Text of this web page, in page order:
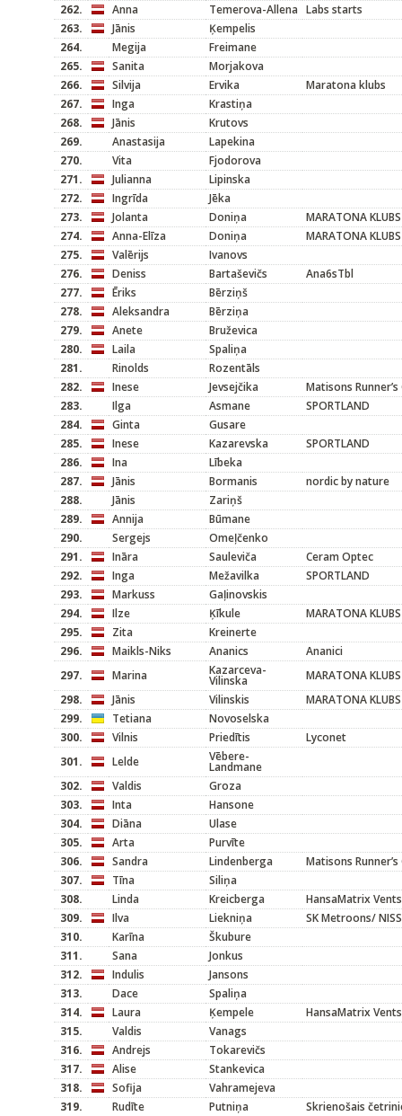
262.
Anna Temerova-Allena Labs starts
263.
Jānis
Ķempelis
264.
Megija
Freimane
265.
Sanita
Morjakova
266.
Silvija Ervika
Maratona klubs
267.
Inga
Krastiņa
268.
Jānis
Krutovs
269.
Anastasija
Lapekina
270.
Vita
Fjodorova
271.
Julianna
Lipinska
272.
Ingrīda
Jēka
273.
Jolanta Doniņa
MARATONA KLUBS
274.
Anna-Elīza Doniņa
MARATONA KLUBS
275.
Valērijs
Ivanovs
276.
Deniss Bartaševičs
Ana6sTbl
277.
Ēriks
Bērziņš
278.
Aleksandra
Bērziņa
279.
Anete
Bruževica
280.
Laila
Spaliņa
281.
Rinolds
Rozentāls
282.
Inese Jevsejčika
Matisons Runner’s
283.
Ilga Asmane
SPORTLAND
284.
Ginta
Gusare
285.
Inese Kazarevska
SPORTLAND
286.
Ina
Lībeka
287.
Jānis Bormanis
nordic by nature
288.
Jānis
Zariņš
289.
Annija
Būmane
290.
Sergejs
Omeļčenko
291.
Ināra Sauleviča
Ceram Optec
292.
Inga Mežavilka
SPORTLAND
293.
Markuss
Gaļinovskis
294.
Ilze Ķīkule
MARATONA KLUBS
295.
Zita
Kreinerte
296.
Maikls-Niks Ananics
Ananici
297.
Marina Kazarceva-
Vilinska
MARATONA KLUBS
298.
Jānis Vilinskis
MARATONA KLUBS
299.
Tetiana
Novoselska
300.
Vilnis Priedītis
Lyconet
301.
Lelde Vēbere-
Landmane
302.
Valdis
Groza
303.
Inta
Hansone
304.
Diāna
Ulase
305.
Arta
Purvīte
306.
Sandra Lindenberga
Matisons Runner’s
307.
Tīna
Siliņa
308.
Linda Kreicberga
HansaMatrix
309.
Ilva Liekniņa
SK Metroons/
310.
Karīna
Škubure
311.
Sana
Jonkus
312.
Indulis
Jansons
313.
Dace
Spaliņa
314.
Laura Ķempele
HansaMatrix
315.
Valdis
Vanags
316.
Andrejs
Tokarevičs
317.
Alise
Stankevica
318.
Sofija
Vahramejeva
319.
Rudīte Putniņa Skrienošais